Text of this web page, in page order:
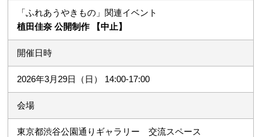
「ふれあうやきもの」関連イベント
植田佳奈 公開制作 【中止】
開催日時
2026年3月29日（日） 14:00-17:00
会場
東京都渋谷公園通りギャラリー 交流スペース